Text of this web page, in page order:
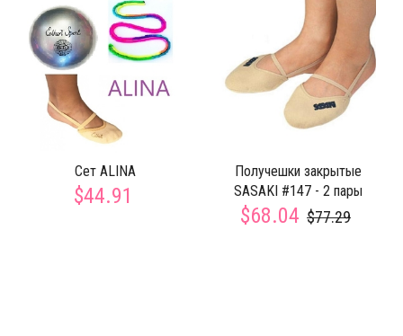
Сет ALINA
$44.91
Получешки закрытые
SASAKI #147 - 2 пары
$68.04 $77.29